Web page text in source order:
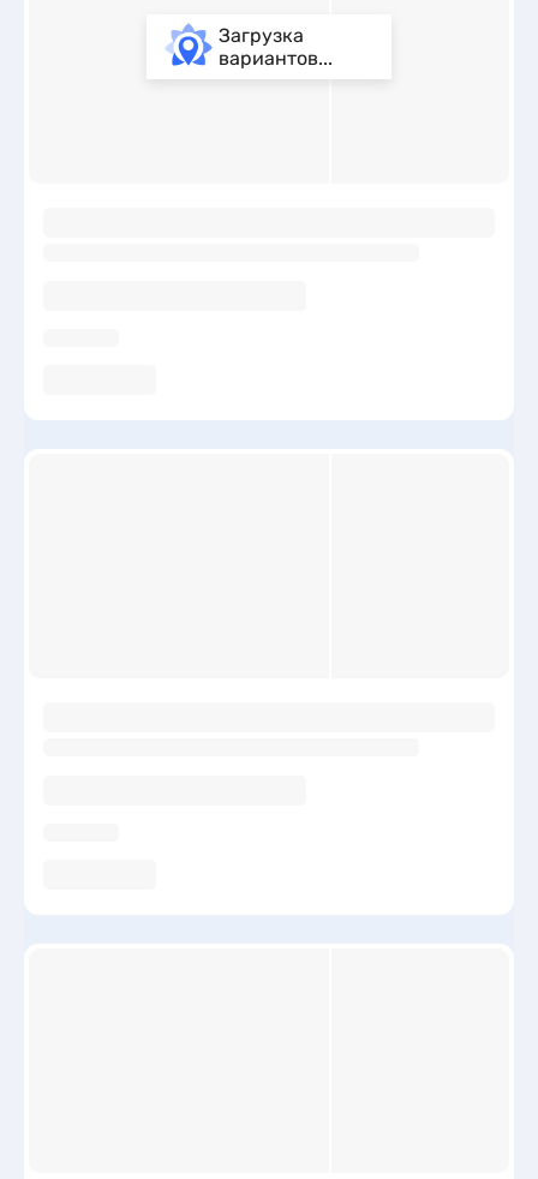
Загрузка
вариантов...